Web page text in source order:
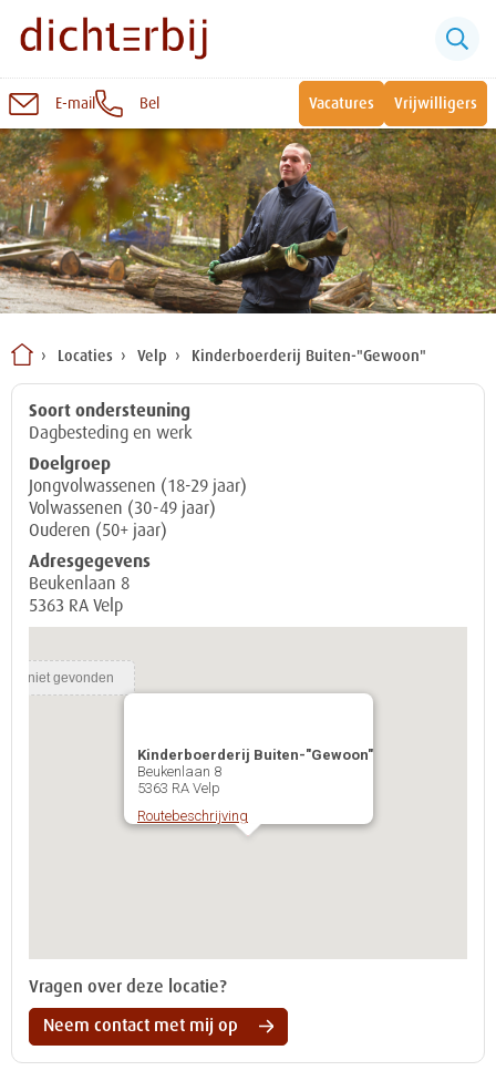
Naar
inhoud
E-mail Bel Vacatures Vrijwilligers
Locaties Velp Kinderboerderij Buiten-"Gewoon"
Soort ondersteuning
Dagbesteding en werk
Doelgroep
Jongvolwassenen (18-29 jaar)
Volwassenen (30-49 jaar)
Ouderen (50+ jaar)
Adresgegevens
Beukenlaan 8
5363 RA Velp
Kinderboerderij Buiten-"Gewoon"
Beukenlaan 8
5363 RA Velp
Routebeschrijving
Vragen over deze locatie?
Neem contact met mij op
Sluiten
Snel naar:
Wonen bij Dichterbij
Vrije dagbestedingsplekken